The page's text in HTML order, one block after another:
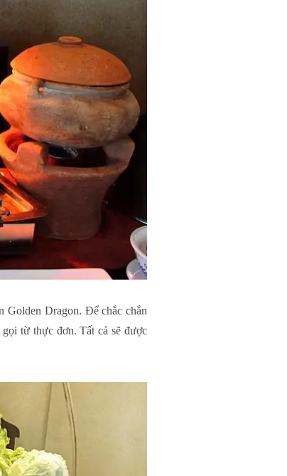
Golden Dragon. Để chắc chắn
từ thực đơn. Tất cả sẽ được